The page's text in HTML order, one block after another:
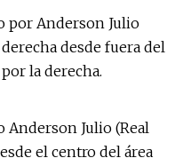
por Anderson Julio
desde fuera del
la derecha.
Anderson Julio (Real
el centro del área